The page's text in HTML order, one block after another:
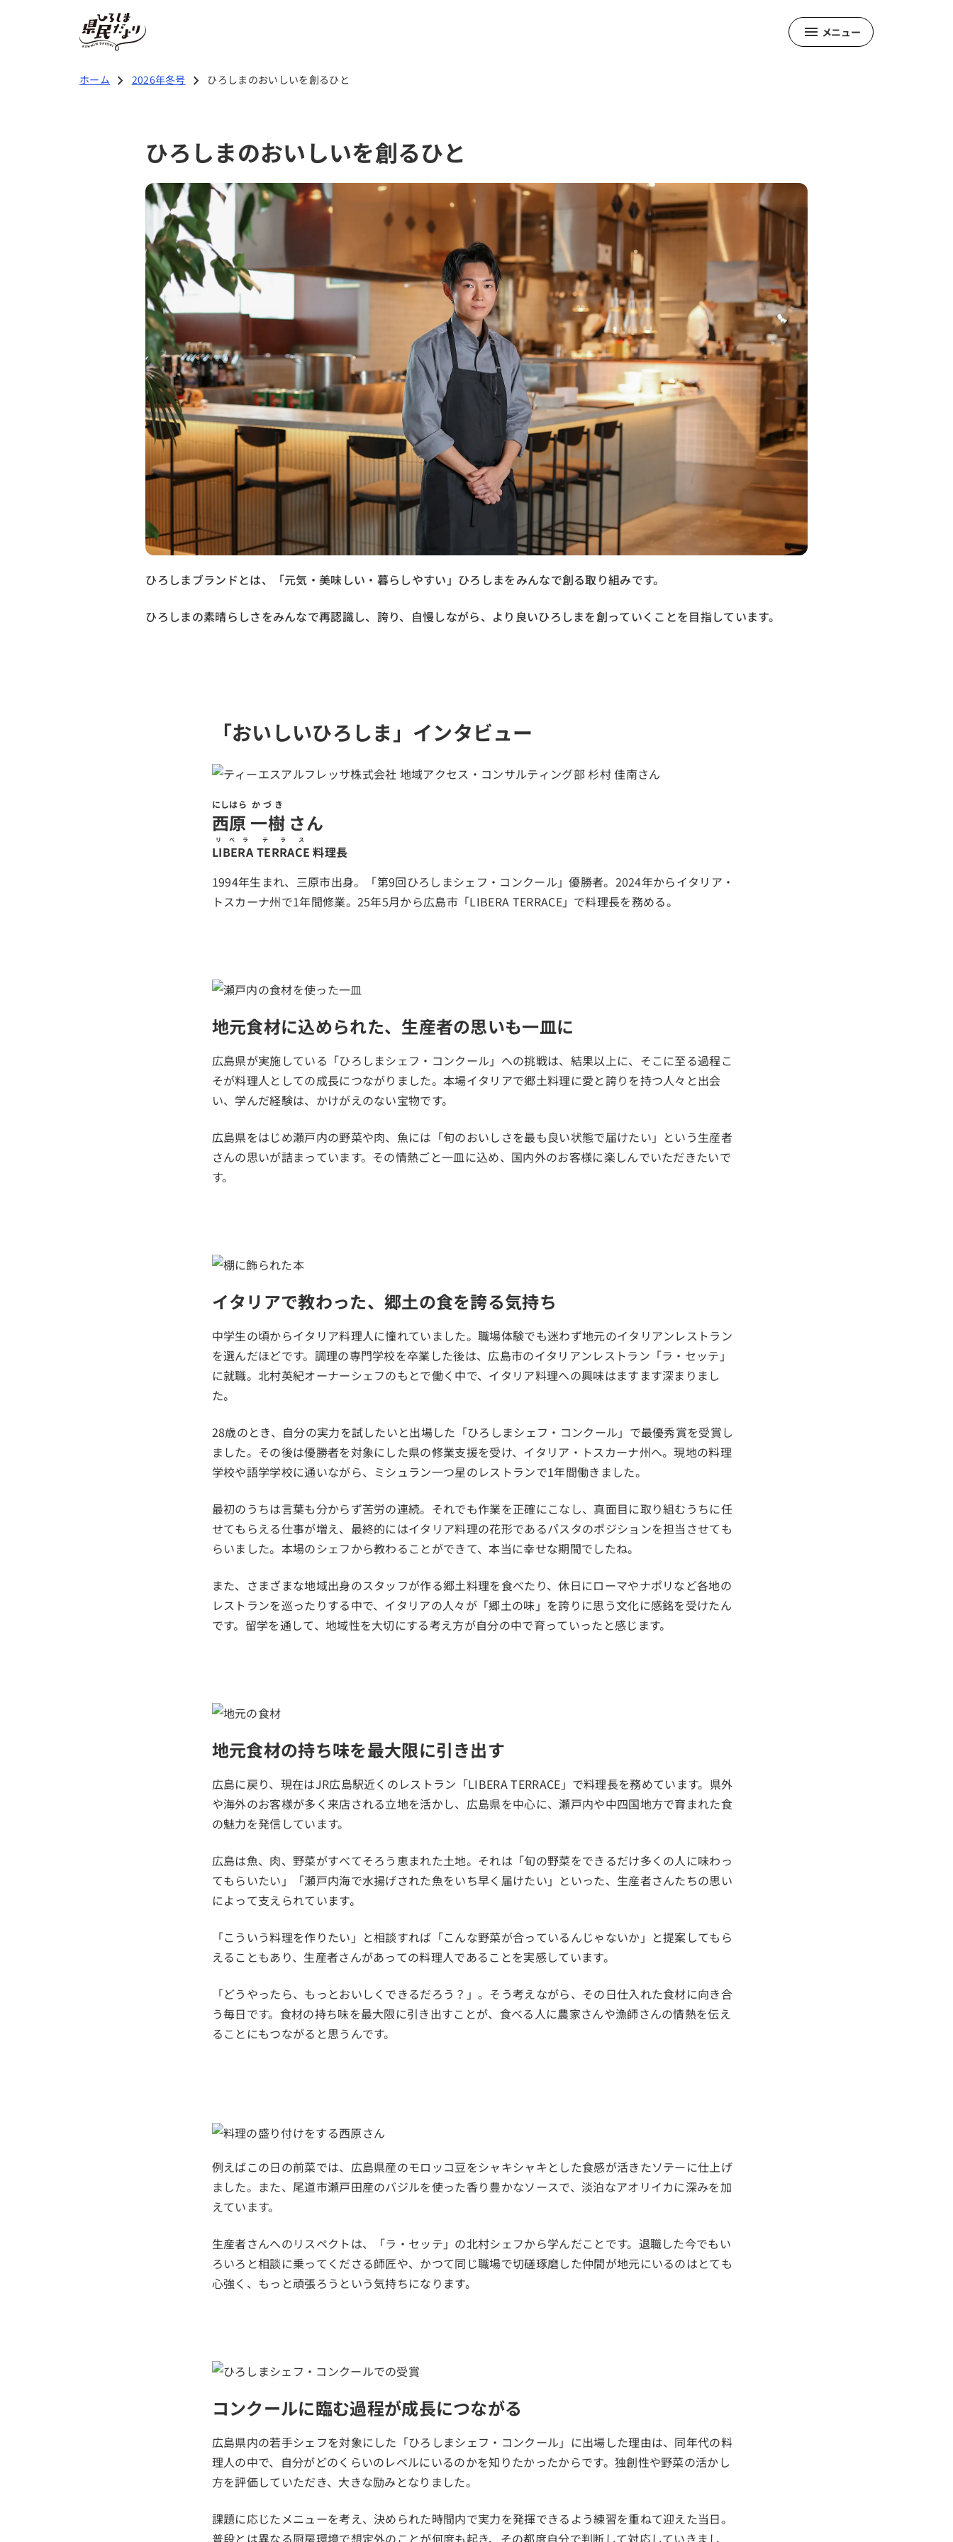
メニュー
2026年冬号の記事
広島県知事より新年のご挨拶
ひろしまのおいしいを創るひと
Team WISH
若者応援インタビュー La Lab
若者応援インタビュー ひろしまAI部
若者応援インタビュー 新規就農支援
冬号のお知らせ
冬号のプレゼント
音声版
点字版 バックナンバー
音声版を聞くために
ホーム chevron_right 2026年冬号 chevron_right ひろしまのおいしいを創るひと
ひろしまのおいしいを創るひと
ひろしまブランドとは、「元気・美味しい・暮らしやすい」ひろしまをみんなで創る取り組みです。
ひろしまの素晴らしさをみんなで再認識し、誇り、自慢しながら、より良いひろしまを創っていくことを目指しています。
「おいしいひろしま」インタビュー
西原
にしはら
一樹
かづき
さん
LIBERA
リベラ
TERRACE
テラス
料理長
1994年生まれ、三原市出身。「第9回ひろしまシェフ・コンクール」優勝者。2024年からイタリア・
トスカーナ州で1年間修業。25年5月から広島市「LIBERA TERRACE」で料理長を務める。
地元食材に込められた、生産者の思いも一皿に
広島県が実施している「ひろしまシェフ・コンクール」への挑戦は、結果以上に、そこに至る過程こ
そが料理人としての成長につながりました。本場イタリアで郷土料理に愛と誇りを持つ人々と出会
い、学んだ経験は、かけがえのない宝物です。
広島県をはじめ瀬戸内の野菜や肉、魚には「旬のおいしさを最も良い状態で届けたい」という生産者
さんの思いが詰まっています。その情熱ごと一皿に込め、国内外のお客様に楽しんでいただきたいで
す。
イタリアで教わった、郷土の食を誇る気持ち
中学生の頃からイタリア料理人に憧れていました。職場体験でも迷わず地元のイタリアンレストラン
を選んだほどです。調理の専門学校を卒業した後は、広島市のイタリアンレストラン「ラ・セッテ」
に就職。北村英紀オーナーシェフのもとで働く中で、イタリア料理への興味はますます深まりまし
た。
28歳のとき、自分の実力を試したいと出場した「ひろしまシェフ・コンクール」で最優秀賞を受賞し
ました。その後は優勝者を対象にした県の修業支援を受け、イタリア・トスカーナ州へ。現地の料理
学校や語学学校に通いながら、ミシュラン一つ星のレストランで1年間働きました。
最初のうちは言葉も分からず苦労の連続。それでも作業を正確にこなし、真面目に取り組むうちに任
せてもらえる仕事が増え、最終的にはイタリア料理の花形であるパスタのポジションを担当させても
らいました。本場のシェフから教わることができて、本当に幸せな期間でしたね。
また、さまざまな地域出身のスタッフが作る郷土料理を食べたり、休日にローマやナポリなど各地の
レストランを巡ったりする中で、イタリアの人々が「郷土の味」を誇りに思う文化に感銘を受けたん
です。留学を通して、地域性を大切にする考え方が自分の中で育っていったと感じます。
地元食材の持ち味を最大限に引き出す
広島に戻り、現在はJR広島駅近くのレストラン「LIBERA TERRACE」で料理長を務めています。県外
や海外のお客様が多く来店される立地を活かし、広島県を中心に、瀬戸内や中四国地方で育まれた食
の魅力を発信しています。
広島は魚、肉、野菜がすべてそろう恵まれた土地。それは「旬の野菜をできるだけ多くの人に味わっ
てもらいたい」「瀬戸内海で水揚げされた魚をいち早く届けたい」といった、生産者さんたちの思い
によって支えられています。
「こういう料理を作りたい」と相談すれば「こんな野菜が合っているんじゃないか」と提案してもら
えることもあり、生産者さんがあっての料理人であることを実感しています。
「どうやったら、もっとおいしくできるだろう？」。そう考えながら、その日仕入れた食材に向き合
う毎日です。食材の持ち味を最大限に引き出すことが、食べる人に農家さんや漁師さんの情熱を伝え
ることにもつながると思うんです。
例えばこの日の前菜では、広島県産のモロッコ豆をシャキシャキとした食感が活きたソテーに仕上げ
ました。また、尾道市瀬戸田産のバジルを使った香り豊かなソースで、淡泊なアオリイカに深みを加
えています。
生産者さんへのリスペクトは、「ラ・セッテ」の北村シェフから学んだことです。退職した今でもい
ろいろと相談に乗ってくださる師匠や、かつて同じ職場で切磋琢磨した仲間が地元にいるのはとても
心強く、もっと頑張ろうという気持ちになります。
コンクールに臨む過程が成長につながる
広島県内の若手シェフを対象にした「ひろしまシェフ・コンクール」に出場した理由は、同年代の料
理人の中で、自分がどのくらいのレベルにいるのかを知りたかったからです。独創性や野菜の活かし
方を評価していただき、大きな励みとなりました。
課題に応じたメニューを考え、決められた時間内で実力を発揮できるよう練習を重ねて迎えた当日。
普段とは異なる厨房環境で想定外のことが何度も起き、その都度自分で判断して対応していきまし